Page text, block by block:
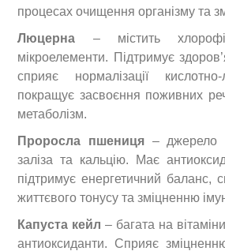
процесах очищення організму та
Люцерна – містить
мікроелементи. Підтримує
сприяє нормалізації
покращує засвоєння поживних
метаболізм.
Проросла пшениця – джерело
заліза та кальцію. Має
підтримує енергетичний баланс,
життєвого тонусу та зміцненню
Капуста кейл – багата на
антиоксиданти. Сприяє